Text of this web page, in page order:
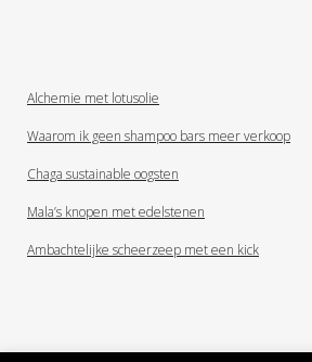
Alchemie met lotusolie
Waarom ik geen shampoo bars meer verkoop
Chaga sustainable oogsten
Mala’s knopen met edelstenen
Ambachtelijke scheerzeep met een kick